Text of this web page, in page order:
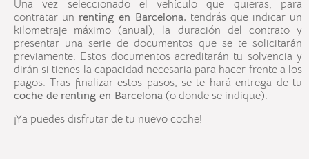
Una vez seleccionado el vehículo que quieras, para
contratar un renting en Barcelona, tendrás que indicar un
kilometraje máximo (anual), la duración del contrato y
presentar una serie de documentos que se te solicitarán
previamente. Estos documentos acreditarán tu solvencia y
dirán si tienes la capacidad necesaria para hacer frente a los
pagos. Tras finalizar estos pasos, se te hará entrega de tu
coche de renting en Barcelona (o donde se indique).
¡Ya puedes disfrutar de tu nuevo coche!